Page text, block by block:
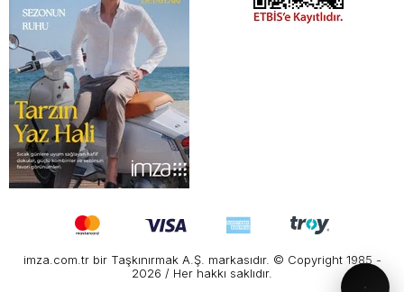
imza.com.tr bir Taşkınırmak A.Ş. markasıdır. © Copyright 1985 -
2026 / Her hakkı saklıdır.